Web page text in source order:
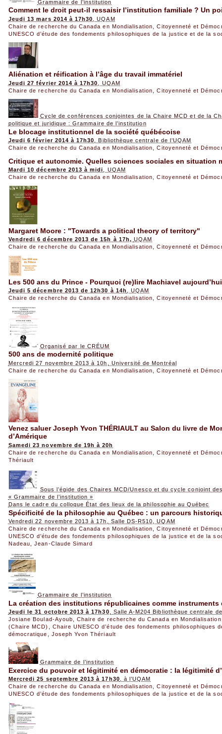
Grammaire de l’institution
Comment le droit peut-il ressaisir l’institution familiale ? Un
Jeudi 13 mars 2014 à 17h30
, UQAM
Chaire de recherche du Canada en Mondialisation, Citoyenneté et
UNESCO d’étude des fondements philosophiques de la justice et de la
Aliénation et réification à l’âge du travail immatériel
Jeudi 27 février 2014 à 17h30
, UQAM
Chaire de recherche du Canada en Mondialisation, Citoyenneté et
Cycle de conférences conjointes de la Chaire MCD et de la
politique et juridique : Grammaire de l’institution
Le blocage institutionnel de la société québécoise
Jeudi 6 février 2014 à 17h30
, Bibliothèque centrale de l’UQAM
Chaire de recherche du Canada en Mondialisation, Citoyenneté et
Critique et autonomie. Quelles sciences sociales en situation
Mardi 10 décembre 2013 à midi
, UQAM
Chaire de recherche du Canada en Mondialisation, Citoyenneté et
Margaret Moore : "Towards a political theory of territory"
Vendredi 6 décembre 2013 de 15h à 17h, UQAM
Chaire de recherche du Canada en Mondialisation, Citoyenneté et
Les 500 ans du Prince - Pourquoi (re)lire Machiavel aujourd’hui
Jeudi 5 décembre 2013 de 12h30 à 14h , UQAM
Chaire de recherche du Canada en Mondialisation, Citoyenneté et
Organisé par le CRÉUM
500 ans de modernité politique
Mercredi 27 novembre 2013 à 10h, Université de Montréal
Chaire de recherche du Canada en Mondialisation, Citoyenneté et
Venez saluer Joseph Yvon THÉRIAULT au Salon du livre de
d’Amérique
Samedi 23 novembre de 19h à 20h
Chaire de recherche du Canada en Mondialisation, Citoyenneté et
Thériault
Sous l’égide des Chaires MCD/Unesco et du cycle conjoint
« Grammaire de l’institution »
Dans le cadre du colloque État des lieux de la philosophie au Québec
Spécificité de la philosophie au Québec : un parcours
Vendredi 22 novembre 2013 à 17h, Salle DS-R510, UQAM
Chaire de recherche du Canada en Mondialisation, Citoyenneté et
UNESCO d’étude des fondements philosophiques de la justice et de la
Nadeau
,Jean-Claude Simard
Grammaire de l’institution
La création des institutions républicaines comme instruments
Jeudi le 31 octobre 2013 à 17h30 , Salle A-M204 Bibliothèque centrale
Josiane Boulad-Ayoub ,Chaire de recherche du Canada en
(Chaire MCD)
Chaire UNESCO d’étude des fondements philosophiques
démocratique
Joseph Yvon Thériault
Grammaire de l’institution
Exercice du pouvoir et légitimité en démocratie : la légitimité
Mercredi 25 septembre 2013 à 17h30 , à l’UQAM
Chaire de recherche du Canada en Mondialisation, Citoyenneté et
UNESCO d’étude des fondements philosophiques de la justice et de la